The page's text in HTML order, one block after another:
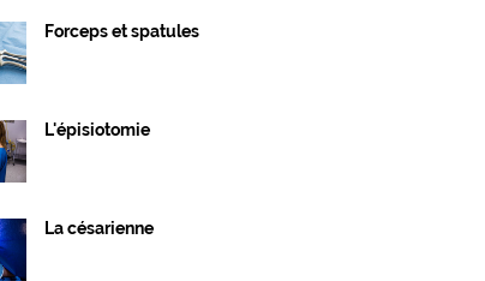
Forceps et spatules
L'épisiotomie
La césarienne